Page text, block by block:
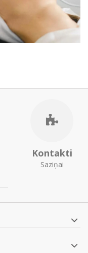
Kontakti
Saziņai